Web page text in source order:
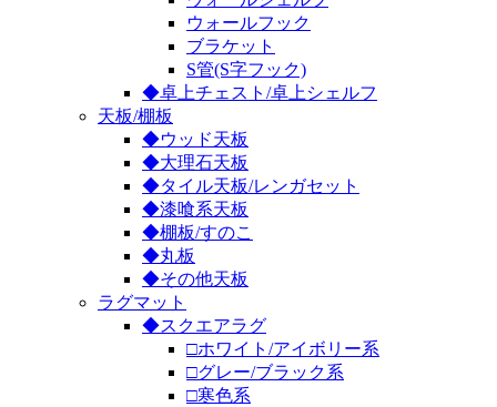
ウォールフック
ブラケット
S管(S字フック)
◆卓上チェスト/卓上シェルフ
天板/棚板
◆ウッド天板
◆大理石天板
◆タイル天板/レンガセット
◆漆喰系天板
◆棚板/すのこ
◆丸板
◆その他天板
ラグマット
◆スクエアラグ
□ホワイト/アイボリー系
□グレー/ブラック系
□寒色系